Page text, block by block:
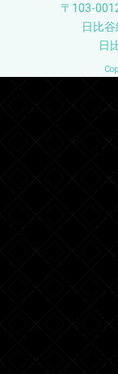
〒103-
日比
日